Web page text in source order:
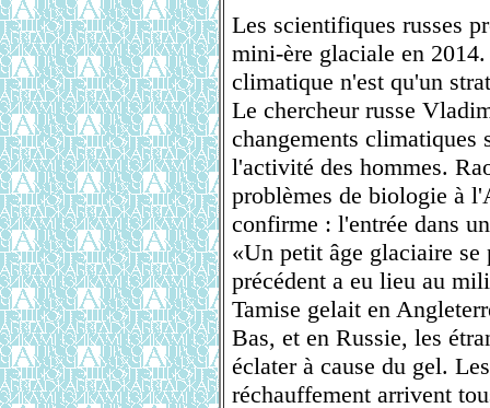
Les scientifiques russes
mini-ère glaciale en
climatique n'est qu'un
Le chercheur russe
changements climatiques
l'activité des hommes.
problèmes de biologie à
confirme : l'entrée dans
«Un petit âge glaciaire
précédent a eu lieu au
Tamise gelait en
Bas, et en Russie, les
éclater à cause du gel.
réchauffement arrivent